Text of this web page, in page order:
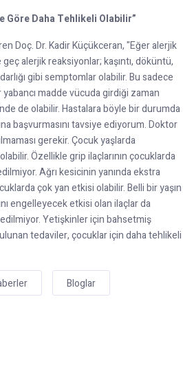
Göre Daha Tehlikeli Olabilir”
Doç. Dr. Kadir Küçükceran, "Eğer alerjik
alerjik reaksiyonlar; kaşıntı, döküntü,
gibi semptomlar olabilir. Bu sadece
madde vücuda girdiği zaman
de olabilir. Hastalara böyle bir durumda
başvurmasını tavsiye ediyorum. Doktor
gerekir. Çocuk yaşlarda
Özellikle grip ilaçlarının çocuklarda
Ağrı kesicinin yanında ekstra
çok yan etkisi olabilir. Belli bir yaşın
engelleyecek etkisi olan ilaçlar da
Yetişkinler için bahsetmiş
tedaviler, çocuklar için daha tehlikeli
Bloglar